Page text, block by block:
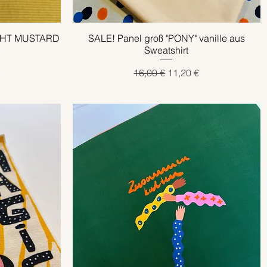
MUSTARD
Schnellansicht
SALE! Panel groß "PONY" vanille aus
Sweatshirt
Standardpreis
16,00 € Sale-Preis
11,20 €